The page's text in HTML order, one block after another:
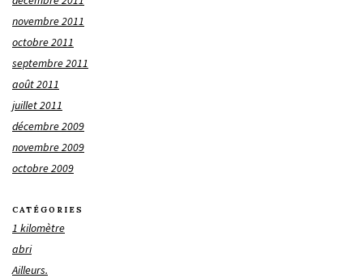
novembre 2011
octobre 2011
septembre 2011
août 2011
juillet 2011
décembre 2009
novembre 2009
octobre 2009
CATÉGORIES
1 kilomètre
abri
Ailleurs.